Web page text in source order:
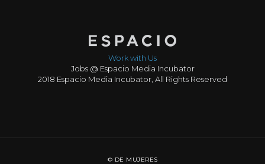
Work with Us
Jobs @ Espacio Media Incubator
2018 Espacio Media Incubator, All Rights Reserved
© DE MUJERES